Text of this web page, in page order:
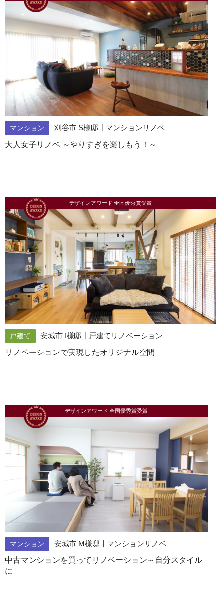
マンション
刈谷市 S様邸┃マンションリノベ
大人女子リノベ ～やりすぎを楽しもう！～
デザインアワード 全国優秀賞受賞
戸建て
安城市 I様邸┃戸建てリノベーション
リノベーションで実現したオリジナル空間
デザインアワード 全国優秀賞受賞
マンション
安城市 M様邸┃マンションリノベ
中古マンションを買ってリノベーション～自分スタイル
に